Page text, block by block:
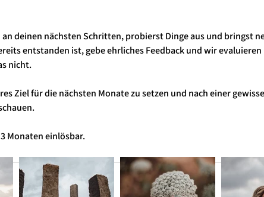
deinen nächsten Schritten, probierst Dinge aus und bringst
entstanden ist, gebe ehrliches Feedback und wir evaluieren
nicht.
Ziel für die nächsten Monate zu setzen und nach einer
Monaten einlösbar.